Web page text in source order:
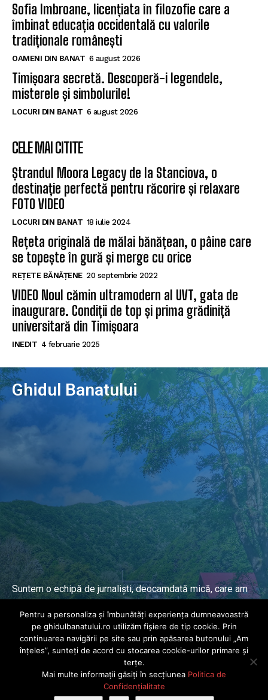
Sofia Imbroane, licențiata în filozofie care a
îmbinat educația occidentală cu valorile
tradiționale românești
OAMENI DIN BANAT 6 august 2026
Timișoara secretă. Descoperă-i legendele,
misterele și simbolurile!
LOCURI DIN BANAT 6 august 2026
CELE MAI CITITE
Ștrandul Moora Legacy de la Stanciova, o
destinație perfectă pentru răcorire și relaxare
FOTO VIDEO
LOCURI DIN BANAT 18 iulie 2024
Rețeta originală de mălai bănățean, o pâine care
se topește în gură și merge cu orice
REȚETE BĂNĂȚENE 20 septembrie 2022
VIDEO Noul cămin ultramodern al UVT, gata de
inaugurare. Condiții de top și prima grădiniță
universitară din Timișoara
INEDIT 4 februarie 2025
Ghidul Banatului
Suntem o echipă de jurnaliști, deocamdată mică, care am
lucrat și lucrăm în presa locală și națională de mai mulți
ani.
© Ghidul Banatului 2025. Toate drepturile rezervate · Dezvoltat de
Power Media FX
Pentru a personaliza și îmbunătăți experiența dumneavoastră
pe ghidulbanatului.ro utilizăm fișiere de tip cookie. Prin
continuarea navigării pe site sau prin apăsarea butonului „Am
înțeles”, sunteți de acord cu stocarea cookie-urilor primare și
terțe.
Mai multe informații găsiți în secțiunea Politica de
Confidențialitate